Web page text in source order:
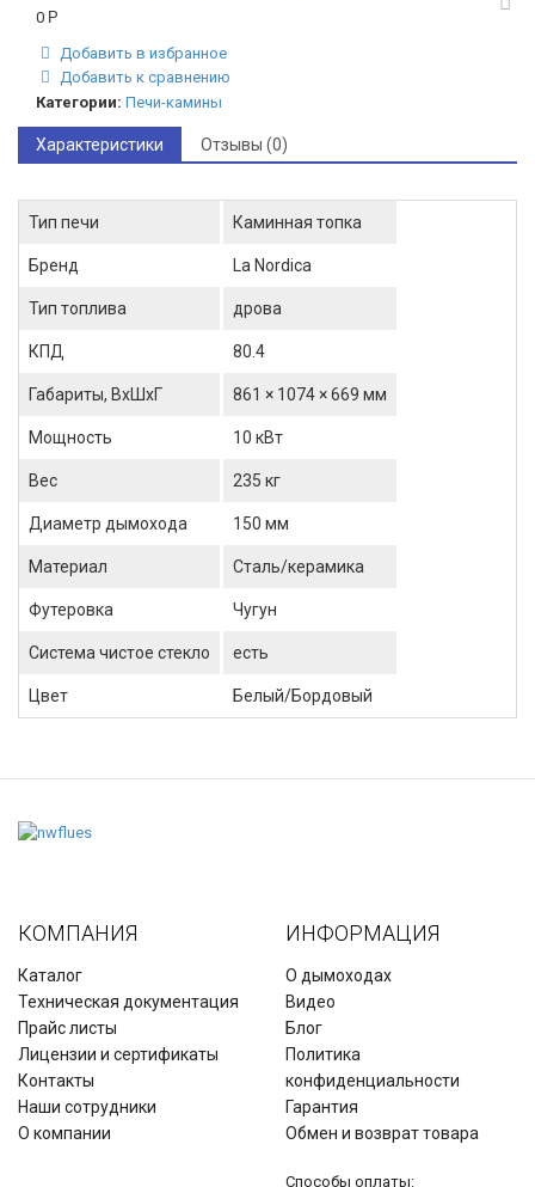
0 Р
Добавить в избранное
Добавить к сравнению
Категории: Печи-камины
Характеристики Отзывы (0)
Тип печи Каминная топка
Бренд La Nordica
Тип топлива дрова
КПД 80.4
Габариты, ВхШхГ 861 × 1074 × 669 мм
Мощность 10 кВт
Вес 235 кг
Диаметр дымохода 150 мм
Материал Сталь/керамика
Футеровка Чугун
Система чистое стекло есть
Цвет Белый/Бордовый
КОМПАНИЯ
Каталог
Техническая документация
Прайс листы
Лицензии и сертификаты
Контакты
Наши сотрудники
О компании
ИНФОРМАЦИЯ
О дымоходах
Видео
Блог
Политика
конфиденциальности
Гарантия
Обмен и возврат товара
Способы оплаты: